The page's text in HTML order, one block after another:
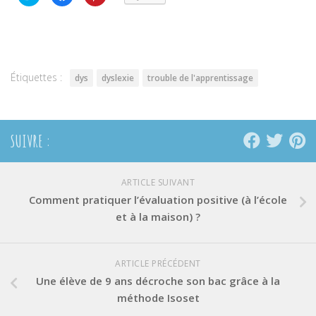
partager partager
Étiquettes : dys dyslexie trouble de l'apprentissage
SUIVRE :
ARTICLE SUIVANT
Comment pratiquer l’évaluation positive (à l’école
et à la maison) ?
ARTICLE PRÉCÉDENT
Une élève de 9 ans décroche son bac grâce à la
méthode Isoset